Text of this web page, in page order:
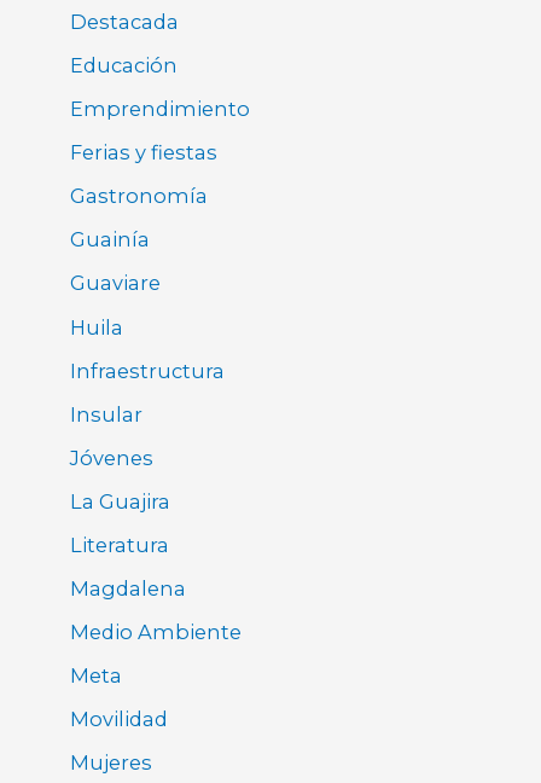
Destacada
Educación
Emprendimiento
Ferias y fiestas
Gastronomía
Guainía
Guaviare
Huila
Infraestructura
Insular
Jóvenes
La Guajira
Literatura
Magdalena
Medio Ambiente
Meta
Movilidad
Mujeres